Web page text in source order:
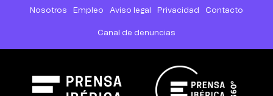
Nosotros Empleo Aviso legal Privacidad Contacto
Canal de denuncias